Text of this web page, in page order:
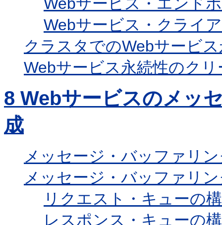
Webサービス・クライ
クラスタでのWebサービ
Webサービス永続性のク
8 Webサービスのメッ
成
メッセージ・バッファリ
メッセージ・バッファリ
リクエスト・キューの
レスポンス・キューの